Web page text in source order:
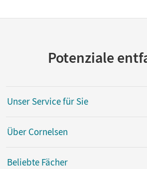
Potenziale
Unser Service für Sie
Über Cornelsen
Beliebte Fächer